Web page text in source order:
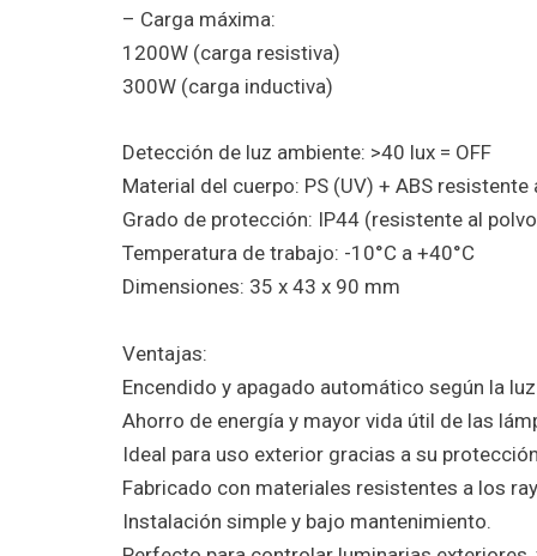
– Carga máxima:
1200W (carga resistiva)
300W (carga inductiva)
Detección de luz ambiente: >40 lux = OFF
Material del cuerpo: PS (UV) + ABS resistente
Grado de protección: IP44 (resistente al
Temperatura de trabajo: -10°C a +40°C
Dimensiones: 35 x 43 x 90 mm
Ventajas:
Encendido y apagado automático según la
Ahorro de energía y mayor vida útil de las
Ideal para uso exterior gracias a su
Fabricado con materiales resistentes a los
Instalación simple y bajo mantenimiento.